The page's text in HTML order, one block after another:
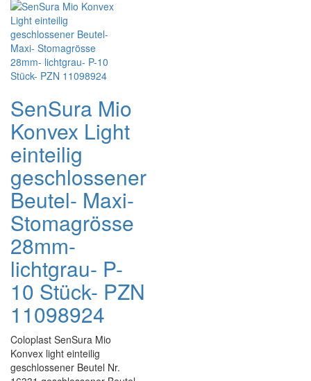
SenSura Mio
Konvex Light
einteilig
geschlossener
Beutel- Maxi-
Stomagrösse
28mm-
lichtgrau- P-
10 Stück- PZN
11098924
Coloplast SenSura Mio
Konvex light einteilig
geschlossener Beutel Nr.